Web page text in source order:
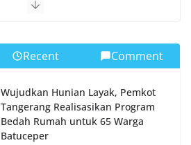
Recent Comment
Wujudkan Hunian Layak, Pemkot
Tangerang Realisasikan Program
Bedah Rumah untuk 65 Warga
Batuceper